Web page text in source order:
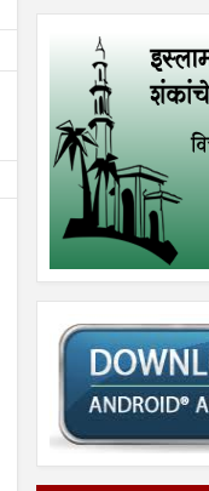
Aug
2024
सर्व मानवजातीसाठी दया
Shodhan